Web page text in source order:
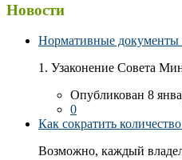
Новости
Нормативные
1. Узаконение Совета
Опубликован 8
0
Как сократить
Возможно, каждый